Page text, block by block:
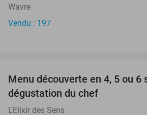
Wavre
Vendu : 197
Menu découverte en 4, 5 ou 6
dégustation du chef
L'Elixir des Sens